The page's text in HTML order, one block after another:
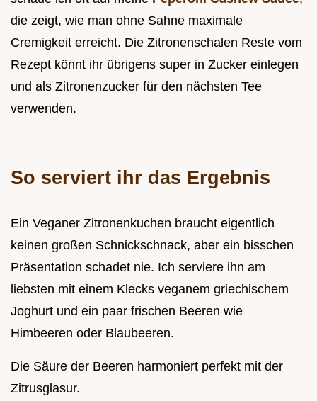
die zeigt, wie man ohne Sahne maximale
Cremigkeit erreicht. Die Zitronenschalen Reste vom
Rezept könnt ihr übrigens super in Zucker einlegen
und als Zitronenzucker für den nächsten Tee
verwenden.
So serviert ihr das Ergebnis
Ein Veganer Zitronenkuchen braucht eigentlich
keinen großen Schnickschnack, aber ein bisschen
Präsentation schadet nie. Ich serviere ihn am
liebsten mit einem Klecks veganem griechischem
Joghurt und ein paar frischen Beeren wie
Himbeeren oder Blaubeeren.
Die Säure der Beeren harmoniert perfekt mit der
Zitrusglasur.